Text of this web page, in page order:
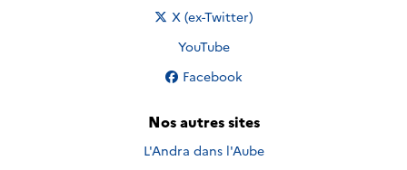
Nous suivre sur
X (ex-Twitter)
Nous suivre sur
YouTube
Nous suivre sur
Facebook
Nos autres sites
L'Andra dans l'Aube